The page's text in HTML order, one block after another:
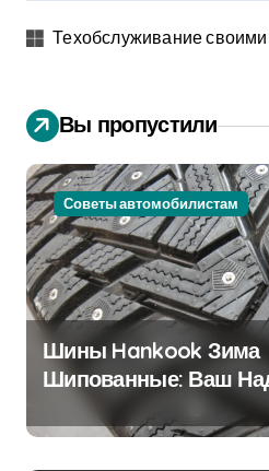
Техобслуживание
Вы пропустили
Советы автомобилистам
Шины Hankook Зима
Шипованные: Ваш
Партнёр на Снежных